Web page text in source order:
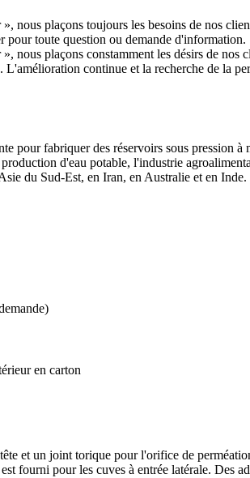
nous plaçons toujours les besoins de nos
pour toute question ou demande d'information.
nous plaçons constamment les désirs de nos
continue et la recherche de la
pour fabriquer des réservoirs sous pression à
d'eau potable, l'industrie
du Sud-Est, en Iran, en Australie et en
en carton
et un joint torique pour l'orifice de
fourni pour les cuves à entrée latérale. Des